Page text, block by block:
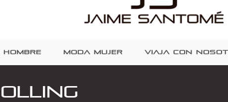
HOMBRE MODA MUJER VIAJA CON